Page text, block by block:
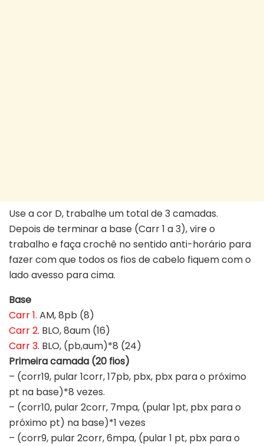
Use a cor D, trabalhe um total de 3 camadas.
Depois de terminar a base (Carr 1 a 3), vire o
trabalho e faça crochê no sentido anti-horário para
fazer com que todos os fios de cabelo fiquem com o
lado avesso para cima.
Base
Carr 1. AM, 8pb (8)
Carr 2. BLO, 8aum (16)
Carr 3. BLO, (pb,aum)*8 (24)
Primeira camada (20 fios)
– (corr19, pular 1corr, 17pb, pbx, pbx para o próximo
pt na base)*8 vezes.
– (corr10, pular 2corr, 7mpa, (pular 1pt, pbx para o
próximo pt) na base)*1 vezes
– (corr9, pular 2corr, 6mpa, (pular 1 pt, pbx para o